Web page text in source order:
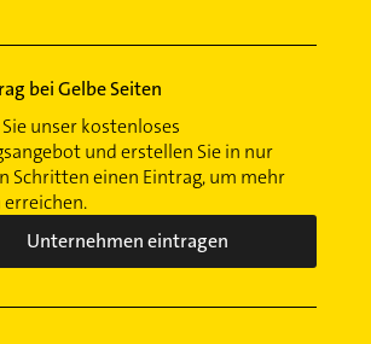
bei Gelbe Seiten
unser kostenloses
und erstellen Sie in nur
Schritten einen Eintrag, um mehr
erreichen.
Unternehmen eintragen